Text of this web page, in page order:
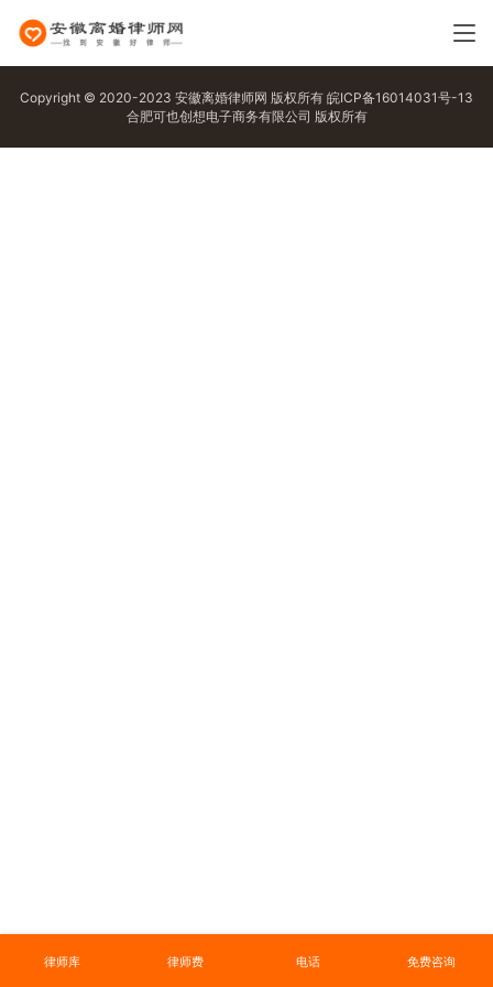
Copyright © 2020-2023 安徽离婚律师网 版权所有 皖ICP备16014031号-13
合肥可也创想电子商务有限公司 版权所有
律师库 律师费 电话 免费咨询